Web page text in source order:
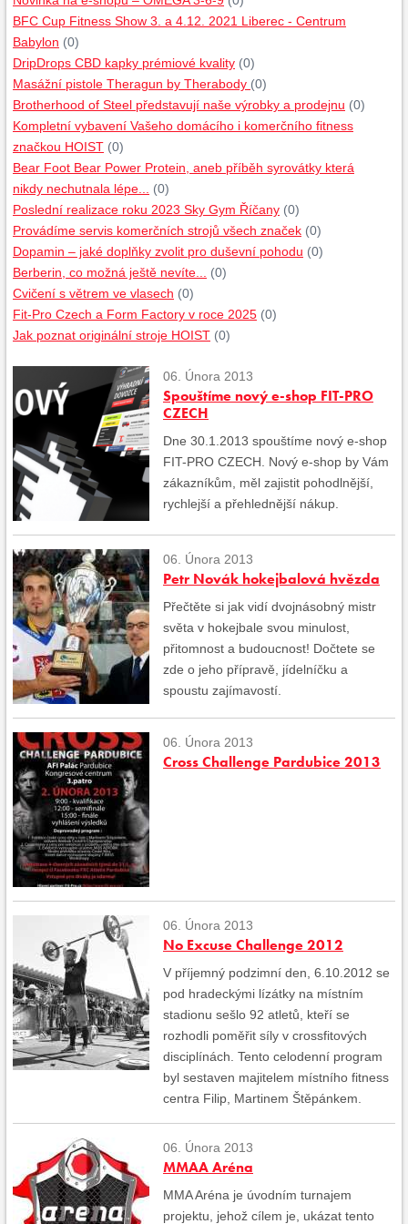
BFC Cup Fitness Show 3. a 4.12. 2021 Liberec - Centrum
Babylon (0)
DripDrops CBD kapky prémiové kvality (0)
Masážní pistole Theragun by Therabody (0)
Brotherhood of Steel představují naše výrobky a prodejnu (0)
Kompletní vybavení Vašeho domácího i komerčního fitness
značkou HOIST (0)
Bear Foot Bear Power Protein, aneb příběh syrovátky která
nikdy nechutnala lépe...
(0)
Poslední realizace roku 2023 Sky Gym Říčany (0)
Provádíme servis komerčních strojů všech značek (0)
Dopamin – jaké doplňky zvolit pro duševní pohodu (0)
Berberin, co možná ještě nevíte...
(0)
Cvičení s větrem ve vlasech (0)
Fit-Pro Czech a Form Factory v roce 2025 (0)
Jak poznat originální stroje HOIST (0)
06. Února 2013
Spouštíme nový e-shop FIT-PRO
CZECH
Dne 30.1.2013 spouštíme nový e-shop
FIT-PRO CZECH. Nový e-shop by Vám
zákazníkům, měl zajistit pohodlnější,
rychlejší a přehlednější nákup.
06. Února 2013
Petr Novák hokejbalová hvězda
Přečtěte si jak vidí dvojnásobný mistr
světa v hokejbale svou minulost,
přitomnost a budoucnost! Dočtete se
zde o jeho přípravě, jídelníčku a
spoustu zajímavostí.
06. Února 2013
Cross Challenge Pardubice 2013
06. Února 2013
No Excuse Challenge 2012
V příjemný podzimní den, 6.10.2012 se
pod hradeckými lízátky na místním
stadionu sešlo 92 atletů, kteří se
rozhodli poměřit síly v crossfitových
disciplínách. Tento celodenní program
byl sestaven majitelem místního fitness
centra Filip, Martinem Štěpánkem.
06. Února 2013
MMAA Aréna
MMA Aréna je úvodním turnajem
projektu, jehož cílem je, ukázat tento